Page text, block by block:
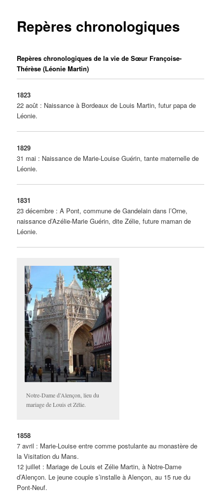
Repères chronologiques
Repères chronologiques de la vie de Sœur Françoise-
Thérèse (Léonie Martin)
1823
22 août : Naissance à Bordeaux de Louis Martin, futur papa de
Léonie.
1829
31 mai : Naissance de Marie-Louise Guérin, tante maternelle de
Léonie.
1831
23 décembre : A Pont, commune de Gandelain dans l’Orne,
naissance d’Azélie-Marie Guérin, dite Zélie, future maman de
Léonie.
Notre-Dame d’Alençon, lieu du
mariage de Louis et Zélie.
1858
7 avril : Marie-Louise entre comme postulante au monastère de
la Visitation du Mans.
12 juillet : Mariage de Louis et Zélie Martin, à Notre-Dame
d’Alençon. Le jeune couple s’installe à Alençon, au 15 rue du
Pont-Neuf.